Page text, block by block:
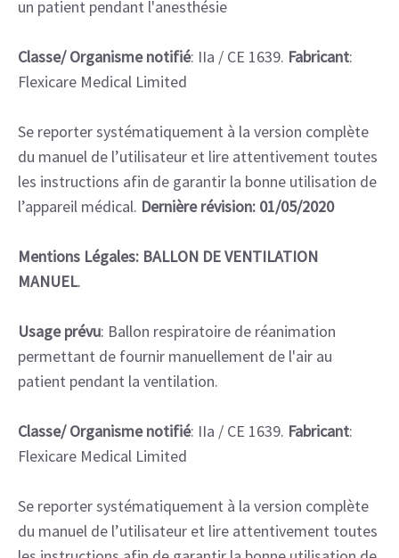
un patient pendant l'anesthésie
Classe/ Organisme notifié: IIa / CE 1639. Fabricant:
Flexicare Medical Limited
Se reporter systématiquement à la version complète
du manuel de l’utilisateur et lire attentivement toutes
les instructions afin de garantir la bonne utilisation de
l’appareil médical. Dernière révision: 01/05/2020
Mentions Légales: BALLON DE VENTILATION
MANUEL.
Usage prévu: Ballon respiratoire de réanimation
permettant de fournir manuellement de l'air au
patient pendant la ventilation.
Classe/ Organisme notifié: IIa / CE 1639. Fabricant:
Flexicare Medical Limited
Se reporter systématiquement à la version complète
du manuel de l’utilisateur et lire attentivement toutes